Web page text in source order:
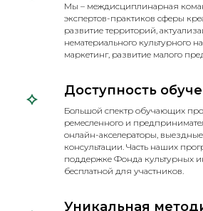
Мы – междисциплинарная
экспертов-практиков сферы
развитие территорий,
нематериального культурного
маркетинг, развитие малого
Доступность
Большой спектр обучающих
ремесленного и
онлайн-акселераторы,
консультации. Часть наших
поддержке Фонда культурных
бесплатной для участников.
Уникальная